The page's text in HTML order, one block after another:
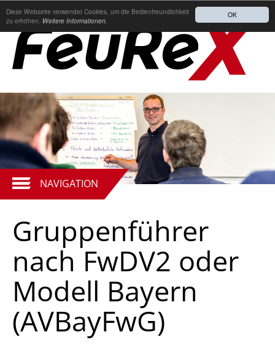
OK
Diese Webseite verwendet Cookies, um die Bedienfreundlichkeit
zu erhöhen. Weitere Informationen.
NAVIGATION
Gruppenführer
nach FwDV2 oder
Modell Bayern
(AVBayFwG)